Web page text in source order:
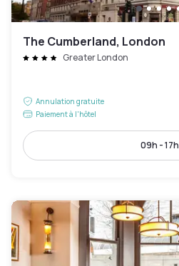
The Cumberland, London
Greater London
Annulation gratuite
Paiement à l'hôtel
09h - 17h